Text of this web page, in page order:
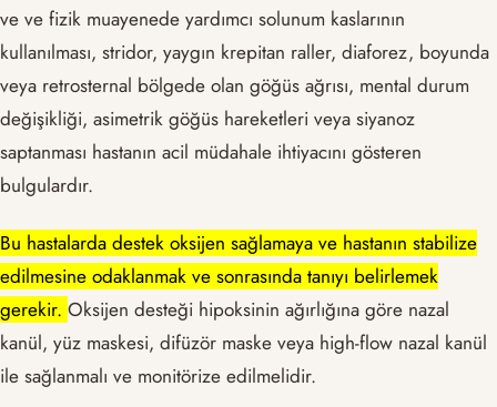
ve ve fizik muayenede yardımcı solunum kaslarının
kullanılması, stridor, yaygın krepitan raller, diaforez, boyunda
veya retrosternal bölgede olan göğüs ağrısı, mental durum
değişikliği, asimetrik göğüs hareketleri veya siyanoz
saptanması hastanın acil müdahale ihtiyacını gösteren
bulgulardır.
Bu hastalarda destek oksijen sağlamaya ve hastanın stabilize
edilmesine odaklanmak ve sonrasında tanıyı belirlemek
gerekir. Oksijen desteği hipoksinin ağırlığına göre nazal
kanül, yüz maskesi, difüzör maske veya high-flow nazal kanül
ile sağlanmalı ve monitörize edilmelidir.